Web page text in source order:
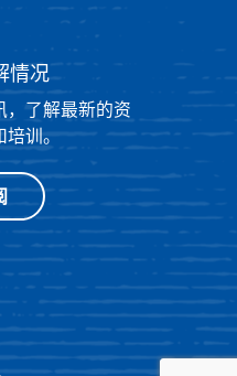
情况
，了解最新的资
培训。